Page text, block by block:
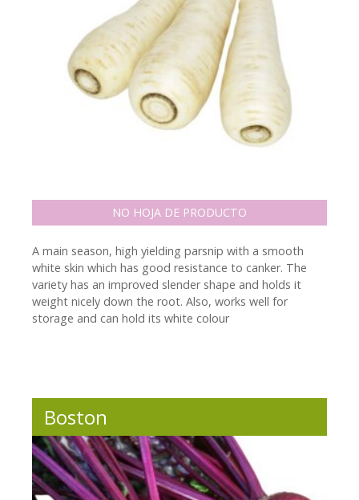
NO HOJA DE PRODUCTO
A main season, high yielding parsnip with a smooth
white skin which has good resistance to canker. The
variety has an improved slender shape and holds it
weight nicely down the root. Also, works well for
storage and can hold its white colour
Boston